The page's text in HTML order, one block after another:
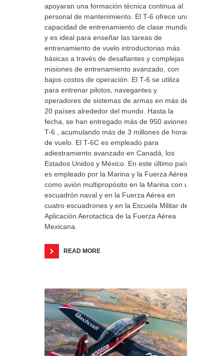
apoyaran una formación técnica continua al
personal de mantenimiento. El T-6 ofrece una
capacidad de entrenamiento de clase mundial
y es ideal para enseñar las tareas de
entrenamiento de vuelo introductorias más
básicas a través de desafiantes y complejas
misiones de entrenamiento avanzado, con
bajos costos de operación. El T-6 se utiliza
para entrenar pilotos, navegantes y
operadores de sistemas de armas en más de
20 países alrededor del mundo. Hasta la
fecha, se han entregado más de 950 aviones
T-6 , acumulando más de 3 millones de horas
de vuelo. El T-6C es empleado para
adiestramiento avanzado en Canadá, los
Estados Unidos y México. En este último país
es empleado por la Marina y la Fuerza Aérea,
como avión multipropósito en la Marina con un
escuadrón naval y en la Fuerza Aérea en
cuatro escuadrones y en la Escuela Militar de
Aplicación Aerotactica de la Fuerza Aérea
Mexicana.
READ MORE